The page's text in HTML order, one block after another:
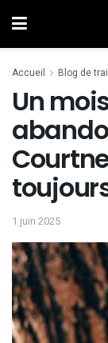
Accueil Blog de
Un
1 juin 2025